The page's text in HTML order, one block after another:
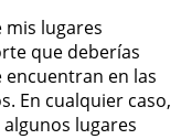
lugares
que deberías
encuentran en las
En cualquier caso,
lugares